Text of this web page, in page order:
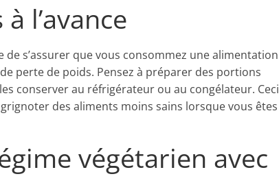
l’avance
de s’assurer que vous consommez une alimentation
perte de poids. Pensez à préparer des portions
conserver au réfrigérateur ou au congélateur. Ceci
des aliments moins sains lorsque vous êtes
végétarien avec